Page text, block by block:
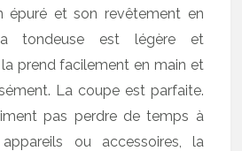
épuré et son revêtement en
tondeuse est légère et
prend facilement en main et
La coupe est parfaite.
pas perdre de temps à
ou accessoires, la